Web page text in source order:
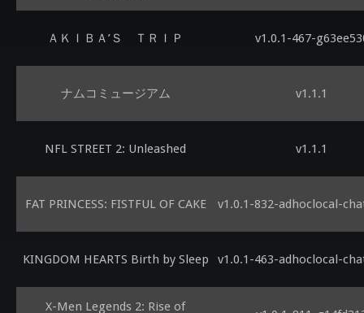
ＡＫＩＢＡ’Ｓ ＴＲＩＰ v1.0.1-467-
ナムコミュージアム v1.1.1
NFL STREET 2: Unleashed v1.1.1
FAT PRINCESS: FISTFUL OF CAKE v1.0.1-832-adhoclocal-
KINGDOM HEARTS Birth by Sleep v1.0.1-463-adhoclocal-
X-Men Legends 2: Rise of